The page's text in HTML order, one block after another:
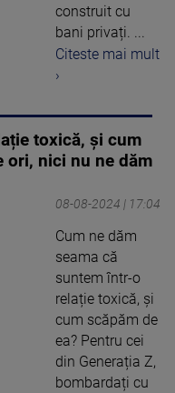
construit cu
bani privați. ...
Citeste mai mult
›
toxică, și cum
ori, nici nu ne dăm
08-08-2024 | 17:04
Cum ne dăm
seama că
suntem într-o
relație toxică, și
cum scăpăm de
ea? Pentru cei
din Generația Z,
bombardați cu